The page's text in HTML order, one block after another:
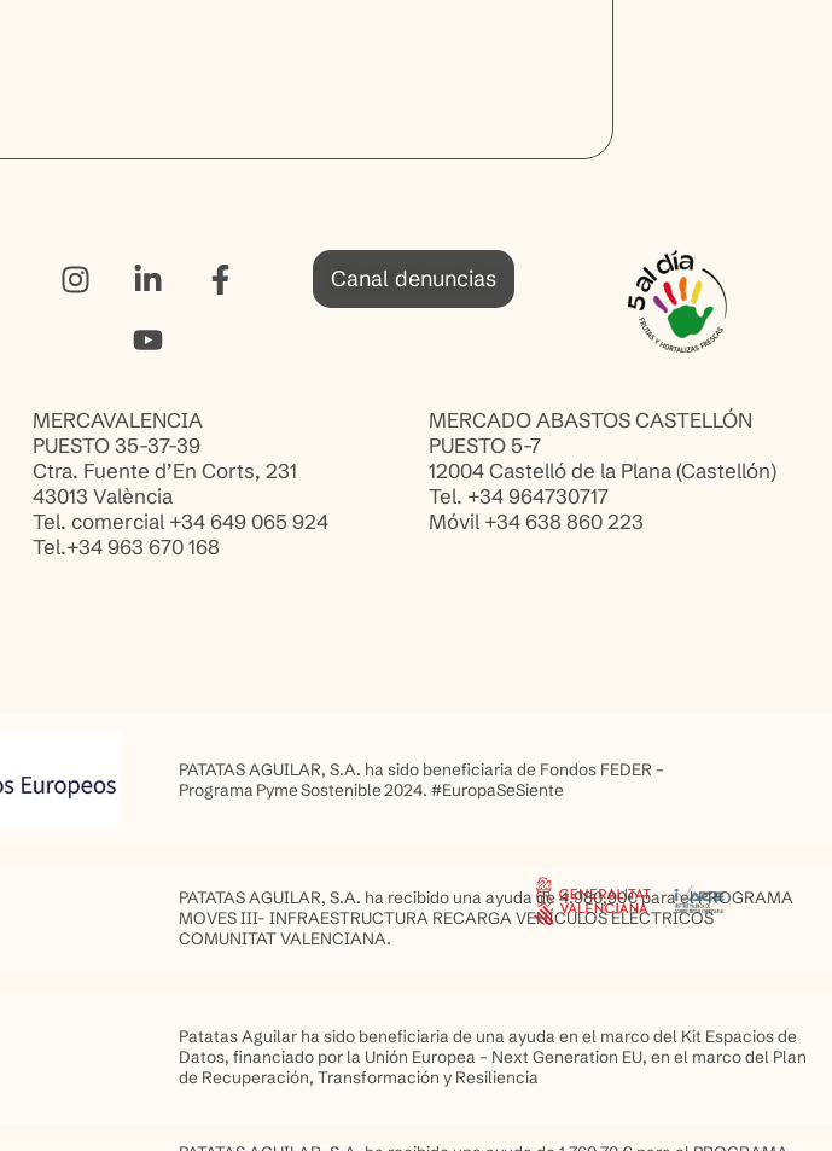
Canal denuncias
MERCAVALENCIA
PUESTO 35-37-39
Ctra. Fuente d’En Corts, 231
43013 València
Tel. comercial +34 649 065 924
Tel.+34 963 670 168
MERCADO ABASTOS CASTELLÓN
PUESTO 5-7
12004 Castelló de la Plana (Castellón)
Tel. +34 964730717
Móvil +34 638 860 223
PATATAS AGUILAR, S.A. ha sido beneficiaria de Fondos FEDER –
Programa Pyme Sostenible 2024. #EuropaSeSiente
PATATAS AGUILAR, S.A. ha recibido una ayuda de 4.980,90€ para el PROGRAMA
MOVES III- INFRAESTRUCTURA RECARGA VEHÍCULOS ELÉCTRICOS
COMUNITAT VALENCIANA.
Patatas Aguilar ha sido beneficiaria de una ayuda en el marco del Kit Espacios de
Datos, financiado por la Unión Europea – Next Generation EU, en el marco del Plan
de Recuperación, Transformación y Resiliencia